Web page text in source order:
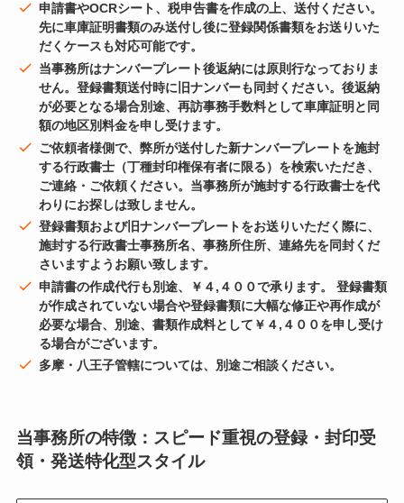
申請書やOCRシート、税申告書を作成の上、送付ください。
先に車庫証明書類のみ送付し後に登録関係書類をお送りいた
だくケースも対応可能です。
当事務所はナンバープレート後返納には原則行なっておりま
せん。登録書類送付時に旧ナンバーも同封ください。後返納
が必要となる場合別途、再訪事務手数料として車庫証明と同
額の地区別料金を申し受けます。
ご依頼者様側で、弊所が送付した新ナンバープレートを施封
する行政書士（丁種封印権保有者に限る）を検索いただき、
ご連絡・ご依頼ください。当事務所が施封する行政書士を代
わりにお探しは致しません。
登録書類および旧ナンバープレートをお送りいただく際に、
施封する行政書士事務所名、事務所住所、連絡先を同封くだ
さいますようお願い致します。
申請書の作成代行も別途、￥４,４００で承ります。 登録書類
が作成されていない場合や登録書類に大幅な修正や再作成が
必要な場合、別途、書類作成料として￥４,４００を申し受け
る場合がございます。
多摩・八王子管轄については、別途ご相談ください。
当事務所の特徴：スピード重視の登録・封印受
領・発送特化型スタイル